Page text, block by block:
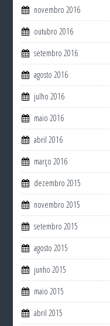
novembro 2016
outubro 2016
setembro 2016
agosto 2016
julho 2016
maio 2016
abril 2016
março 2016
dezembro 2015
novembro 2015
setembro 2015
agosto 2015
junho 2015
maio 2015
abril 2015